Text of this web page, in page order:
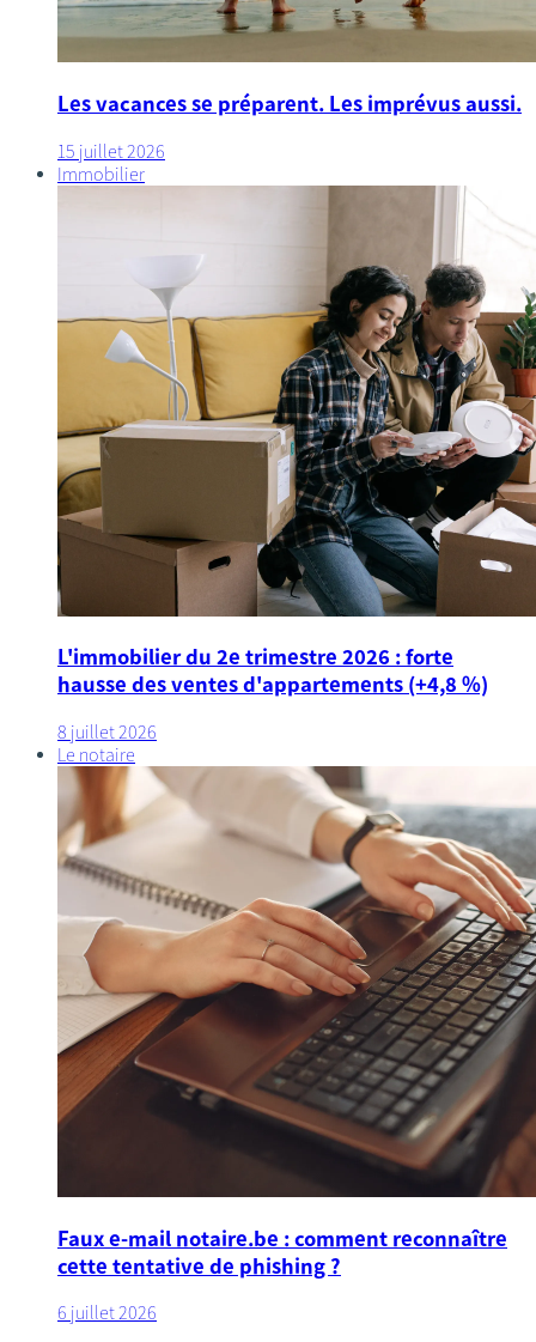
Les vacances se préparent. Les imprévus aussi.
15 juillet 2026
Immobilier
L'immobilier du 2e trimestre 2026 : forte
hausse des ventes d'appartements (+4,8 %)
8 juillet 2026
Le notaire
Faux e-mail notaire.be : comment reconnaître
cette tentative de phishing ?
6 juillet 2026